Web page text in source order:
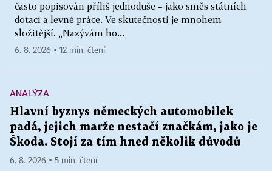
často popisován příliš jednoduše – jako směs státních
dotací a levné práce. Ve skutečnosti je mnohem
složitější. „Nazývám ho...
6. 8. 2026 ▪ 12 min. čtení
ANALÝZA
Hlavní byznys německých automobilek
padá, jejich marže nestačí značkám, jako je
Škoda. Stojí za tím hned několik důvodů
6. 8. 2026 ▪ 5 min. čtení